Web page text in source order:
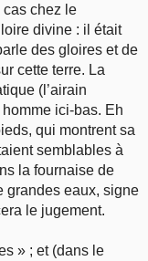
cas chez le
divine : il était
des gloires et de
cette terre. La
(l’airain
ici-bas. Eh
qui montrent sa
semblables à
la fournaise de
grandes eaux, signe
le jugement.
» ; et (dans le